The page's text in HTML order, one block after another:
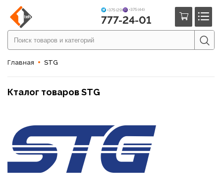
+375 (29) +375 (44)
777-24-01
Главная STG
Кталог товаров STG